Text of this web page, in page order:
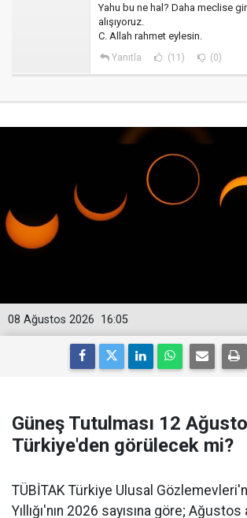
Yahu bu ne hal? Daha meclise
alışıyoruz.
C. Allah rahmet eylesin.
Yanıtla (11) (0)
16:05
08 Ağustos 2026
Güneş Tutulması 12
Türkiye'den görülecek mi?
TÜBİTAK Türkiye Ulusal
Yıllığı'nın 2026 sayısına göre; Ağustos